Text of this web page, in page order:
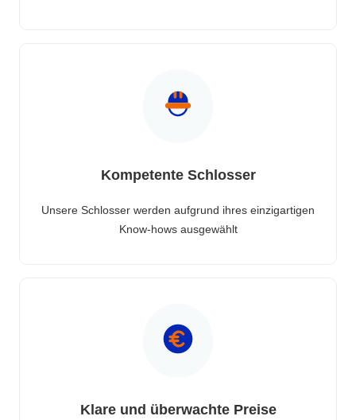
Kompetente Schlosser
Unsere Schlosser werden aufgrund ihres einzigartigen
Know-hows ausgewählt
Klare und überwachte Preise